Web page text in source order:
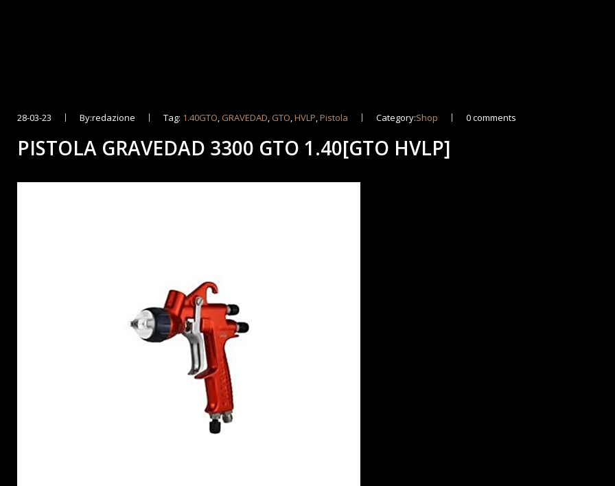
28-03-23 By:redazione Tag: 1.40GTO, GRAVEDAD, GTO,HVLP,Pistola Category:Shop 0 comments
PISTOLA GRAVEDAD 3300 GTO 1.40[GTO HVLP]